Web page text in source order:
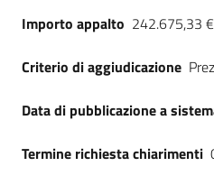
Seguici
Importo appalto 242.675,33 €
Criterio di aggiudicazione
Data di pubblicazione a
Termine richiesta chiarimenti